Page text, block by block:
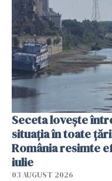
Seceta lovește
situația în toate
România resimte
iulie
03 AUGUST 2026